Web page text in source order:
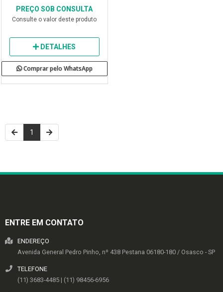
PREÇO SOB CONSULTA
Consulte o valor deste produto
DETALHES
Comprar pelo WhatsApp
1
ENTRE EM CONTATO
ENDEREÇO
Avenida General Pedro Pinho, nº 438 Pestana 06180-180 / Osasco - SP
TELEFONE
(11) 3683-4485 | (11) 98456-6956